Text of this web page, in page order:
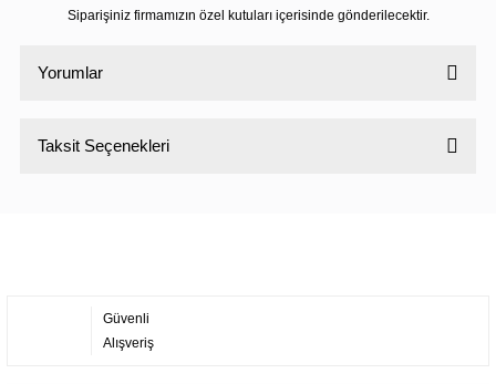
Siparişiniz firmamızın özel kutuları içerisinde gönderilecektir.
Yorumlar
Taksit Seçenekleri
Güvenli
Alışveriş